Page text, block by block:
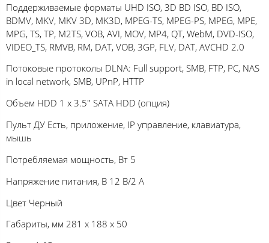
Поддерживаемые форматы UHD ISO, 3D BD ISO, BD ISO,
BDMV, MKV, MKV 3D, MK3D, MPEG-TS, MPEG-PS, MPEG, MPE,
MPG, TS, TP, M2TS, VOB, AVI, MOV, MP4, QT, WebM, DVD-ISO,
VIDEO_TS, RMVB, RM, DAT, VOB, 3GP, FLV, DAT, AVCHD 2.0
Потоковые протоколы DLNA: Full support, SMB, FTP, PC, NAS
in local network, SMB, UPnP, HTTP
Объем HDD 1 х 3.5'' SATA HDD (опция)
Пульт ДУ Есть, приложение, IP управление, клавиатура,
мышь
Потребляемая мощность, Вт 5
Напряжение питания, В 12 В/2 А
Цвет Черный
Габариты, мм 281 x 188 x 50